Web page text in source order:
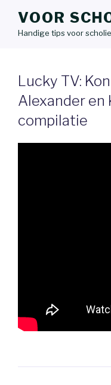
VOOR
Handige tips voor
Lucky TV:
Alexander en
compilatie